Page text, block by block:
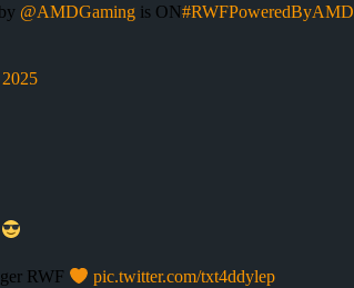
@AMDGamingis ON#RWFPoweredByAMD
RWF pic.twitter.com/txt4ddylep